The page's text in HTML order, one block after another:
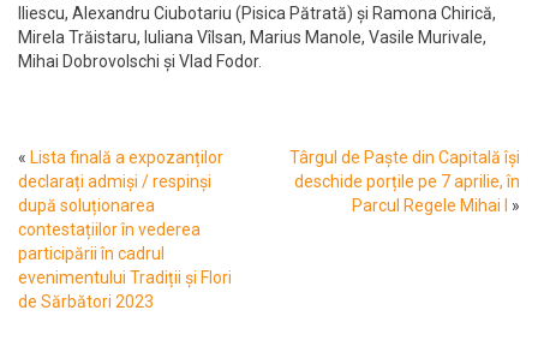
Iliescu, Alexandru Ciubotariu (Pisica Pătrată) și Ramona Chirică,
Mirela Trăistaru, Iuliana Vîlsan, Marius Manole, Vasile Murivale,
Mihai Dobrovolschi și Vlad Fodor.
« Lista finală a expozanților
declarați admiși / respinși
după soluționarea
contestațiilor în vederea
participării în cadrul
evenimentului Tradiții și Flori
de Sărbători 2023
Târgul de Paște din Capitală își
deschide porțile pe 7 aprilie, în
Parcul Regele Mihai I »